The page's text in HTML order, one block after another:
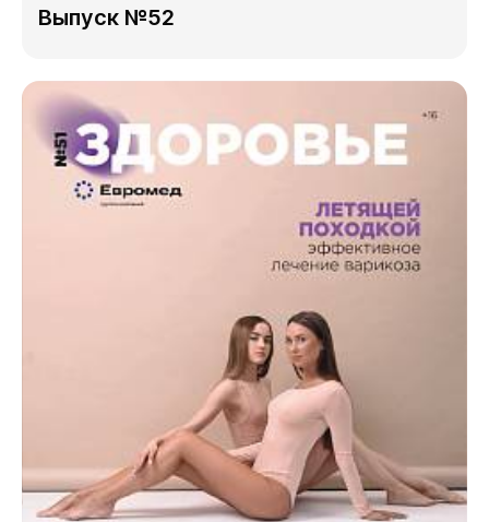
Выпуск №52